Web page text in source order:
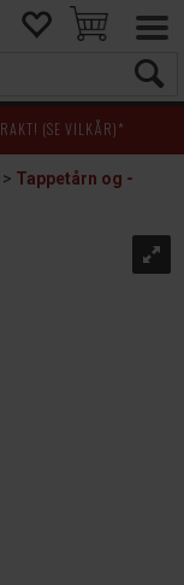
(SE VILKÅR)*
Tappetårn og -